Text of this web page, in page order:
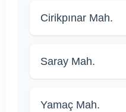
Cirikpınar Mah.
Saray Mah.
Yamaç Mah.